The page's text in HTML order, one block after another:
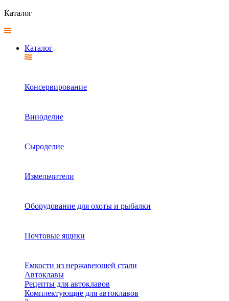
Каталог
Каталог
Консервирование
Виноделие
Сыроделие
Измельчители
Оборудование для охоты и рыбалки
Почтовые ящики
Емкости из нержавеющей стали
Автоклавы
Рецепты для автоклавов
Комплектующие для автоклавов